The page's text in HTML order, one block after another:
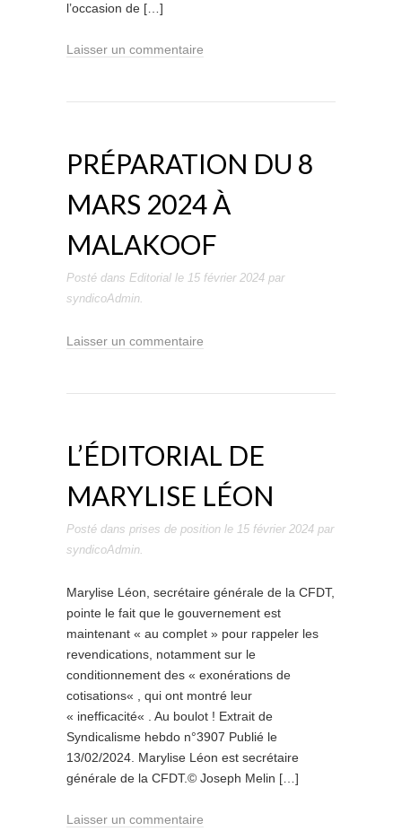
l’occasion de […]
Laisser un commentaire
PRÉPARATION DU 8
MARS 2024 À
MALAKOOF
Posté dans Editorial le 15 février 2024 par
syndicoAdmin.
Laisser un commentaire
L’ÉDITORIAL DE
MARYLISE LÉON
Posté dans prises de position le 15 février 2024 par
syndicoAdmin.
Marylise Léon, secrétaire générale de la CFDT,
pointe le fait que le gouvernement est
maintenant « au complet » pour rappeler les
revendications, notamment sur le
conditionnement des « exonérations de
cotisations« , qui ont montré leur
« inefficacité« . Au boulot ! Extrait de
Syndicalisme hebdo n°3907 Publié le
13/02/2024. Marylise Léon est secrétaire
générale de la CFDT.© Joseph Melin […]
Laisser un commentaire